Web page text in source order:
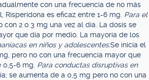
con una frecuencia de no más
es eficaz entre 1-6 mg. Para el
con 2 o 3 mg una vez al día. La dosis se
que día por medio. La mayoría de los
en niños y adolescentes:Se inicia el
pero no con una frecuencia mayor que
6 mg. Para conductas disruptivas en
se aumenta de a 0,5 mg pero no con una